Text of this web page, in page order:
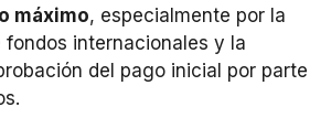
máximo, especialmente por la
internacionales y la
del pago inicial por parte